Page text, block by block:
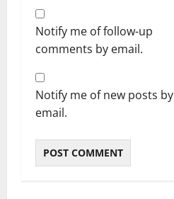
Notify me of follow-up
comments by email.
Notify me of new posts by
email.